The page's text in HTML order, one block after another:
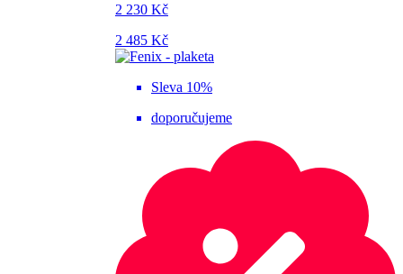
2 230 Kč
2 485 Kč
Sleva 10%
doporučujeme